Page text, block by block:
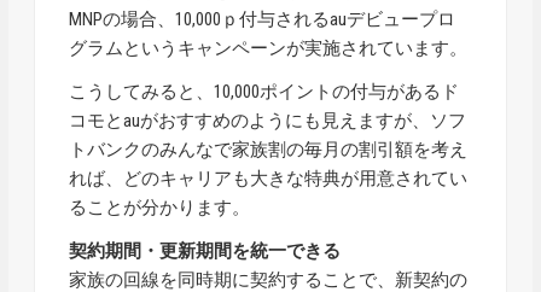
MNPの場合、10,000ｐ付与されるauデビュープロ
グラムというキャンペーンが実施されています。
こうしてみると、10,000ポイントの付与があるド
コモとauがおすすめのようにも見えますが、ソフ
トバンクのみんなで家族割の毎月の割引額を考え
れば、どのキャリアも大きな特典が用意されてい
ることが分かります。
契約期間・更新期間を統一できる
家族の回線を同時期に契約することで、新契約の